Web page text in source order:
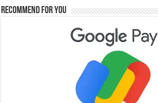
Recommend for You